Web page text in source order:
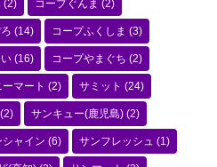
(2) コープぐんま (2)
(14) コープふくしま (3)
(16) コープやまぐち (2)
マート (2) サミット (24)
(2) サンキュー(鹿児島) (2)
シャイン (6) サンフレッシュ (1)